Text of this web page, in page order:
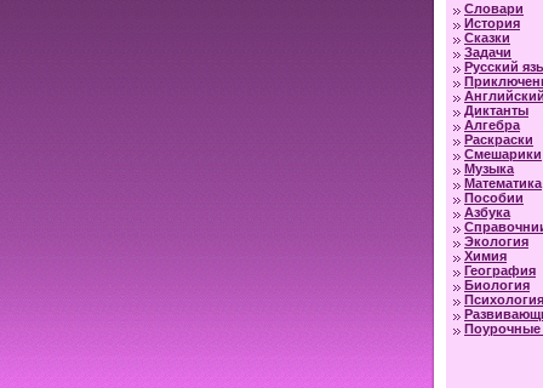
Словари
История
Сказки
Задачи
Русский
Диктанты
Алгебра
Раскраски
Смешарики
Музыка
Математика
Пособии
Азбука
Экология
Химия
География
Биология
Психология
Поурочные